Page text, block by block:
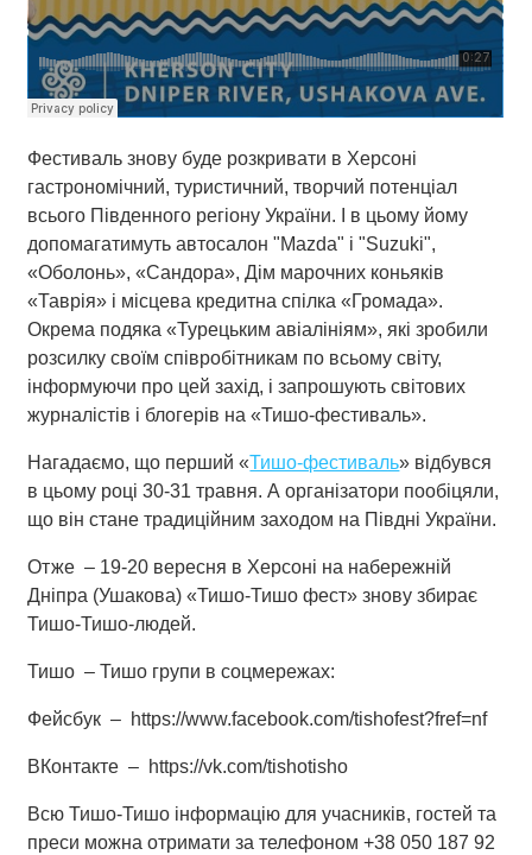
Фестиваль знову буде розкривати в Херсоні
гастрономічний, туристичний, творчий потенціал
всього Південного регіону України. І в цьому йому
допомагатимуть автосалон "Mazda" і "Suzuki",
«Оболонь», «Сандора»,Дім марочних коньяків
«Таврія» і місцева кредитна спілка «Громада».
Окрема подяка «Турецьким авіалініям», які зробили
розсилку своїм співробітникам по всьому світу,
інформуючи про цей захід, і запрошують світових
журналістів і блогерів на «Тишо-фестиваль».
Нагадаємо, що перший «Тишо-фестиваль» відбувся
в цьому році 30-31 травня. А організатори пообіцяли,
що він стане традиційним заходом на Півдні України.
Отже – 19-20 вересня в Херсоні на набережній
Дніпра (Ушакова) «Тишо-Тишо фест» знову збирає
Тишо-Тишо-людей.
Тишо – Тишо групи в соцмережах:
Фейсбук – https://www.facebook.com/tishofest?fref=nf
ВКонтакте – https://vk.com/tishotisho
Всю Тишо-Тишо інформацію для учасників, гостей та
преси можна отримати за телефоном +38 050 187 92